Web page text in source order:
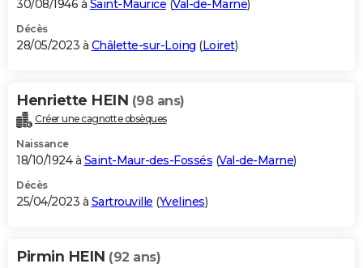
30/08/1946 à Saint-Maurice (Val-de-Marne)
Décès
28/05/2023 à Châlette-sur-Loing (Loiret)
Henriette HEIN (98 ans)
Créer une cagnotte obsèques
Naissance
18/10/1924 à Saint-Maur-des-Fossés (Val-de-Marne)
Décès
25/04/2023 à Sartrouville (Yvelines)
Pirmin HEIN (92 ans)